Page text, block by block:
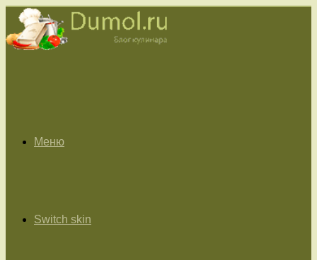
Меню
Switch skin